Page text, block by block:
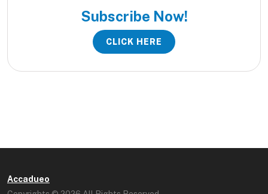
Subscribe Now!
CLICK HERE
Accadueo